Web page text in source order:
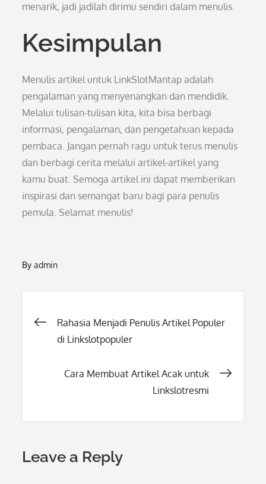
menarik, jadi jadilah dirimu sendiri dalam menulis.
Kesimpulan
Menulis artikel untuk LinkSlotMantap adalah
pengalaman yang menyenangkan dan mendidik.
Melalui tulisan-tulisan kita, kita bisa berbagi
informasi, pengalaman, dan pengetahuan kepada
pembaca. Jangan pernah ragu untuk terus menulis
dan berbagi cerita melalui artikel-artikel yang
kamu buat. Semoga artikel ini dapat memberikan
inspirasi dan semangat baru bagi para penulis
pemula. Selamat menulis!
Byadmin
Post
Rahasia Menjadi Penulis Artikel Populer
di Linkslotpopuler
Cara Membuat Artikel Acak untuk
Linkslotresmi
Leave a Reply